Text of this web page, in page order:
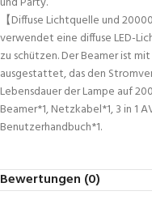
【Diffuse Lichtquelle und
verwendet eine diffuse LED-
zu schützen. Der Beamer ist
ausgestattet, das den
Lebensdauer der Lampe auf
Beamer*1, Netzkabel*1, 3 in 1
Benutzerhandbuch*1.
Bewertungen (0)